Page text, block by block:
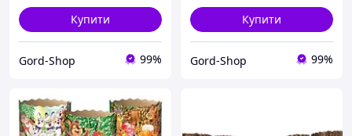
Купити
Gord-Shop 99%
Купити
Gord-Shop 99%